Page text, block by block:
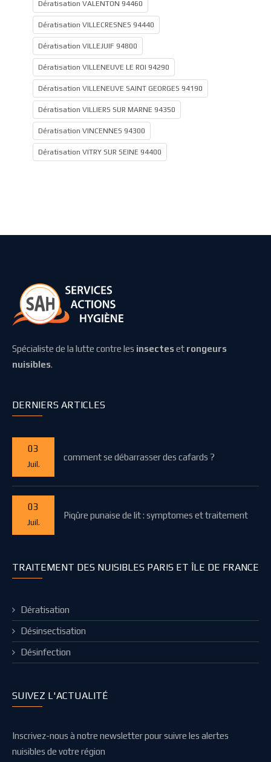
Dératisation VALENTON 94460
Dératisation VILLECRESNES 94440
Dératisation VILLEJUIF 94800
Dératisation VILLENEUVE LE ROI 94290
Dératisation VILLENEUVE SAINT GEORGES 94190
Dératisation VILLIERS SUR MARNE 94350
Dératisation VINCENNES 94300
Dératisation VITRY SUR SEINE 94400
Spécialiste de la lutte contre les insecteset rongeurs
nuisibles.
DERNIERS ARTICLES
03
Juil.
comment se débarrasser des cafards ?
03
Juil.
Piqûre punaise de lit : symptomes et traitement
TRAITEMENT DES NUISIBLES PARIS ET ÎLE DE FRANCE
Dératisation
Désinsectisation
Désinfection
SUIVEZ L'ACTUALITÉ
Inscrivez-nous à notre newsletter pour suivre les alertes
nuisibles de votre région